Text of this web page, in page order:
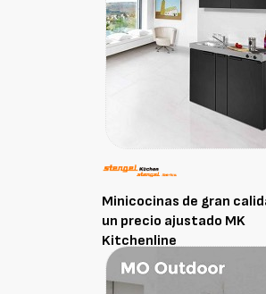
Minicocinas de gran
un precio ajustado MK
Kitchenline